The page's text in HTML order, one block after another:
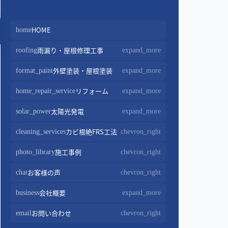
homeHOME
roofing雨漏り・屋根修理工事 expand_more
屋根修理・屋根工事 chevron_right
部分屋根工事 chevron_right
棟板金包み直し工事 chevron_right
棟板金工事 chevron_right
format_paint外壁塗装・屋根塗装 expand_more
外壁塗装 chevron_right
home_repair_service リフォーム expand_more
キッチンリフォーム chevron_right
家電・設備リフォーム chevron_right
外構リフォーム chevron_right
solar_power太陽光発電 expand_more
太陽光パネル設置 chevron_right
cleaning_servicesカビ根絶FRS工法 chevron_right
photo_library施工事例 chevron_right
chatお客様の声 chevron_right
business会社概要 expand_more
会社案内 chevron_right
emailお問い合わせ chevron_right